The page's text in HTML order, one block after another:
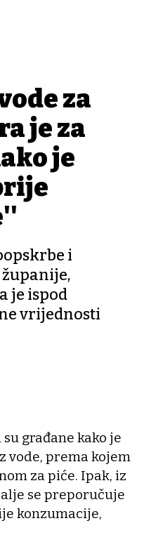
za
je za
je
i
je ispod
vrijednosti
građane kako je
vode, prema kojem
za piće. Ipak, iz
se preporučuje
konzumacije,